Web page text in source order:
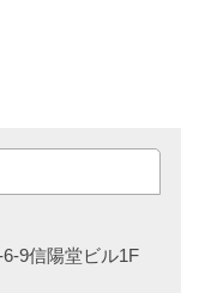
9信陽堂ビル1F